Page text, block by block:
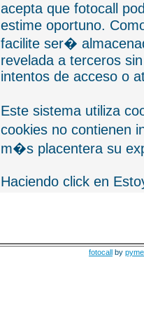
acepta que fotocall
estime oportuno.
facilite ser�
revelada a terceros
intentos de acceso o
Este sistema utiliza
cookies no contienen
m�s placentera su
Haciendo click en
fotocall by